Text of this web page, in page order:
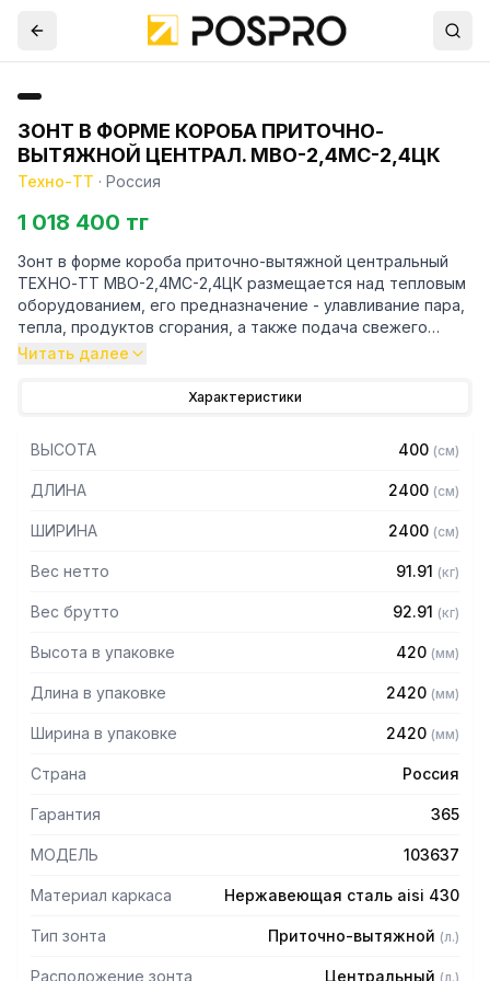
ЗОНТ В ФОРМЕ КОРОБА ПРИТОЧНО-
ВЫТЯЖНОЙ ЦЕНТРАЛ. МВО-2,4МС-2,4ЦК
Техно-ТТ · Россия
1 018 400 тг
Зонт в форме короба приточно-вытяжной центральный
ТЕХНО-ТТ МВО-2,4МС-2,4ЦК размещается над тепловым
оборудованием, его предназначение - улавливание пара,
тепла, продуктов сгорания, а также подача свежего
воздуха, что благоприятно сказывается на микроклимате
предметах мебели и кухонной утвари. Поэтому это
оборудование формирует микроклимат в помещении и
защищает сотрудников горячего цеха.
— Бескаркасный
0,8мм
— Поставляется в собранном виде
Читать далее
Характеристики
ВЫСОТА 400 (см)
ДЛИНА 2400 (см)
ШИРИНА 2400 (см)
Вес нетто 91.91 (кг)
Вес брутто 92.91 (кг)
Высота в упаковке 420 (мм)
Длина в упаковке 2420 (мм)
Ширина в упаковке 2420 (мм)
Страна Россия
Гарантия 365
МОДЕЛЬ 103637
Материал каркаса Нержавеющая сталь aisi 430
Тип зонта Приточно-вытяжной (л.)
Расположение зонта Центральный (л.)